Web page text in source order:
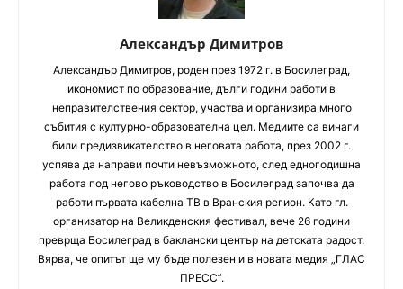
Александър Димитров
Aлександър Димитров, роден през 1972 г. в Босилеград,
икономист по образование, дълги години работи в
неправителствения сектор, участва и организира много
събития с културно-образователна цел. Медиите са винаги
били предизвикателство в неговата работа, през 2002 г.
успява да направи почти невъзможното, след едногодишна
работа под негово ръководство в Босилеград започва да
работи първата кабелна ТВ в Вранския регион. Като гл.
организатор на Великденския фестивал, вече 26 години
преврща Босилеград в баклански център на детската радост.
Вярва, че опитът ще му бъде полезен и в новата медия „ГЛАС
ПРЕСС”.